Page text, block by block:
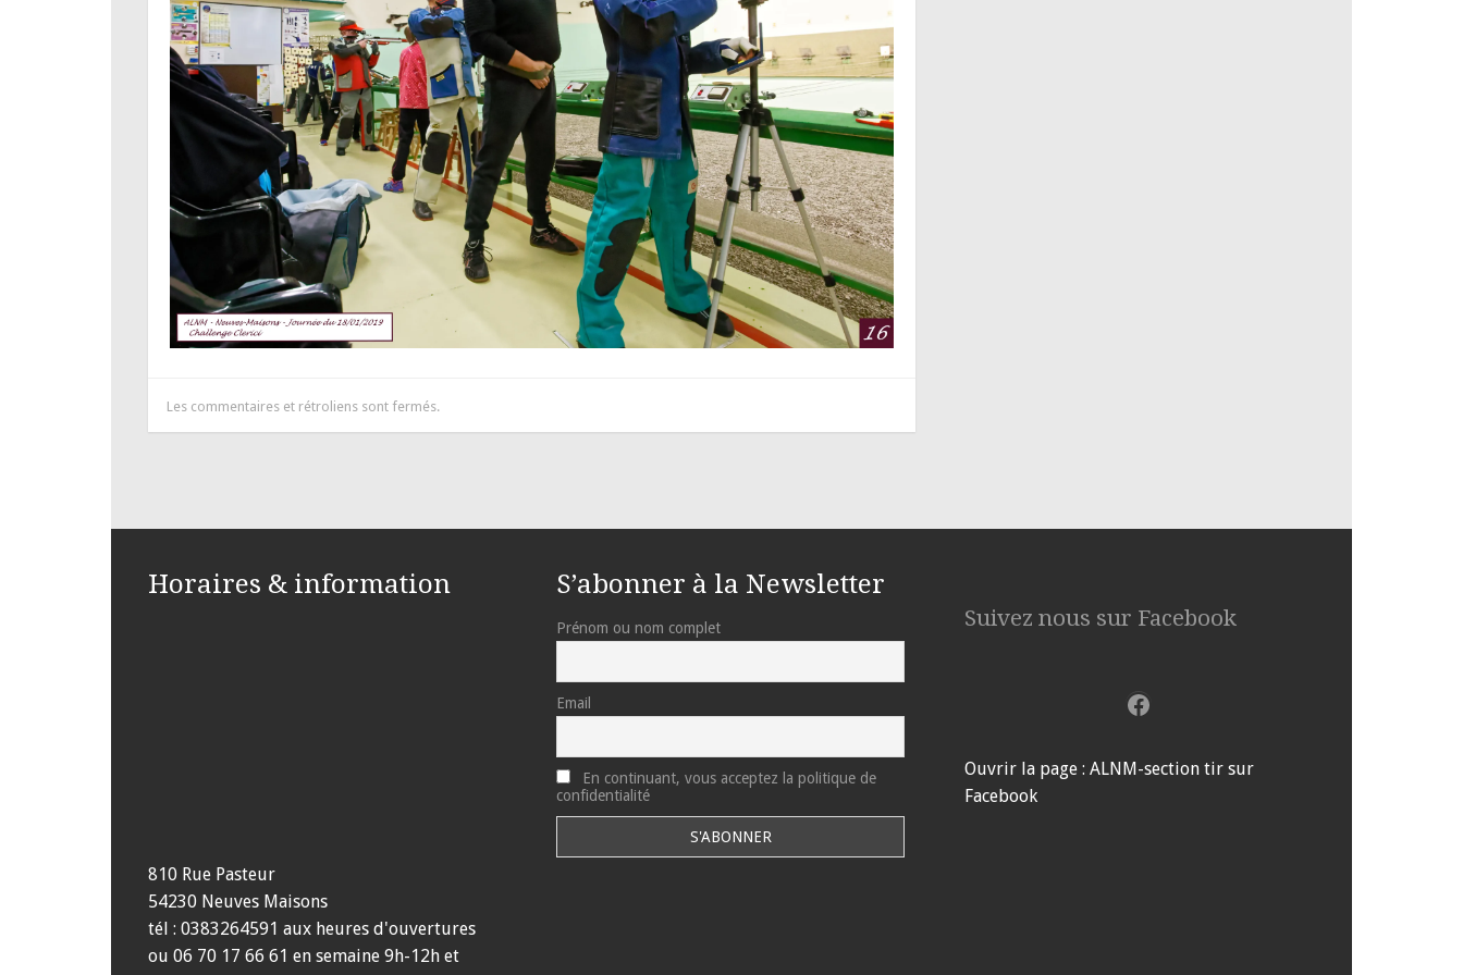
Les commentaires et rétroliens sont fermés.
Horaires & information
810 Rue Pasteur
54230 Neuves Maisons
tél : 0383264591 aux heures d'ouvertures
ou 06 70 17 66 61 en semaine 9h-12h et
S’abonner à la Newsletter
Prénom ou nom complet
Email
En continuant, vous acceptez la politique de
confidentialité
Suivez nous sur Facebook
Facebook
Ouvrir la page : ALNM-section tir sur
Facebook